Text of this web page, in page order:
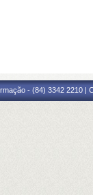
- (84) 3342 2210